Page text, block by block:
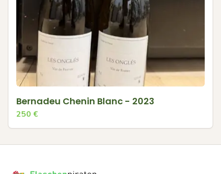
Bernadeu Chenin Blanc - 2023
250 €